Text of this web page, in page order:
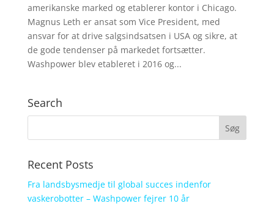
amerikanske marked og etablerer kontor i Chicago.
Magnus Leth er ansat som Vice President, med
ansvar for at drive salgsindsatsen i USA og sikre, at
de gode tendenser på markedet fortsætter.
Washpower blev etableret i 2016 og...
Search
Recent Posts
Fra landsbysmedje til global succes indenfor
vaskerobotter – Washpower fejrer 10 år